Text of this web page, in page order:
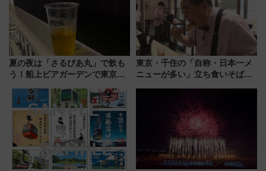
夏の夜は「さるびあ丸」で飲も
う！船上ビアガーデンで東京湾
杯……工場直送生ビールや島グ
ルメが美味い
東京・千住の「自称・日本一メ
ニューが多い」立ち食いそば屋
地のふらっと立ち食いそば』
7/27夜10時～放送